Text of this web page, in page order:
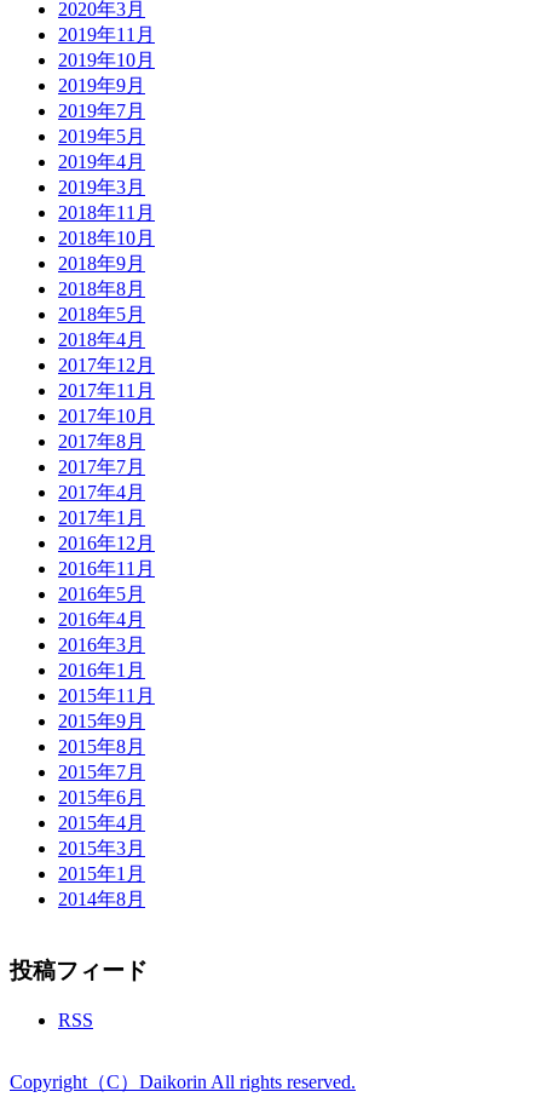
さらに男は数ヶ月前、隣の部屋から彼女が、書斎にいる
自分に声を発したので反射的に起立、その拍子に卓の脚
に足の小指をしたたか打ちつけ、痛みに爆音のような叫
びを上げたことがありましたが、そのとき男が立つ切っ
掛けとなった女中の言葉こそ「足の小指をしたたかに打
ちつけますよ」だったのです。
予知能力があるのか。
男は女中に問いました。
何故、萱島くんが現れることが予め分かり、地震が来る
ことが分かり、小指をしたたかに打ちつけることが分か
ったのか。
何故、電球が切れることが事前に分かったのか。
女中は、小首を傾げるだけで応えてくれませんでした。
翌日いつものように宅を訪れた女中に男は満を持してこ
う言いました。
来週、春季競馬の投票券を買う所存なのだが、何号を購
入するべきか教えてくれ。
どの回の何号を買えば当たるのかと。
女中は、わかりません、とだけ答えて仕事を再開しまし
た。
次の日も次の日も男は訴え続けたそうです。
今度こそ当てたいのだ。
金が欲しいのだ。
金がもう、欲しくて欲しくて。
どの馬が一等を取りそうか、私なりに予想は立てた。
競馬はよく知らぬが、世の中には「べギナーズリュック
この馬が先頭で駆け抜けてくれる気がするぞ。
2020年3月
2019年11月
2019年10月
2019年9月
2019年7月
2019年5月
2019年4月
2019年3月
2018年11月
2018年10月
2018年9月
2018年8月
2018年5月
2018年4月
2017年12月
2017年11月
2017年10月
2017年8月
2017年7月
2017年4月
2017年1月
2016年12月
2016年11月
2016年5月
2016年4月
2016年3月
2016年1月
2015年11月
2015年9月
2015年8月
2015年7月
2015年6月
2015年4月
2015年3月
2015年1月
2014年8月
投稿フィード
RSS
Copyright（C）Daikorin All rights reserved.